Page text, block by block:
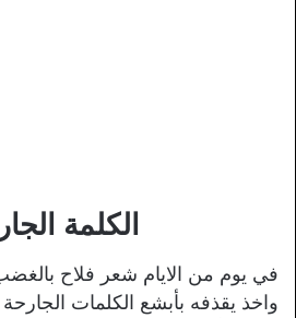
الكلمة
في يوم من الايام شعر فلاح
واخذ يقذفه بأبشع الكلمات الجارحة